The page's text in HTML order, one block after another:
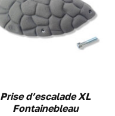
Prise d’escalade XL
Fontainebleau